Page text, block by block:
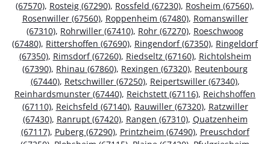
(67570), Rosteig (67290), Rossfeld (67230), Rosheim (67560),
Rosenwiller (67560), Roppenheim (67480), Romanswiller
(67310), Rohrwiller (67410), Rohr (67270), Roeschwoog
(67480), Rittershoffen (67690), Ringendorf (67350), Ringeldorf
(67350), Rimsdorf (67260), Riedseltz (67160), Richtolsheim
(67390), Rhinau (67860), Rexingen (67320), Reutenbourg
(67440), Retschwiller (67250), Reipertswiller (67340),
Reinhardsmunster (67440), Reichstett (67116), Reichshoffen
(67110), Reichsfeld (67140), Rauwiller (67320), Ratzwiller
(67430), Ranrupt (67420), Rangen (67310), Quatzenheim
(67117), Puberg (67290), Printzheim (67490), Preuschdorf